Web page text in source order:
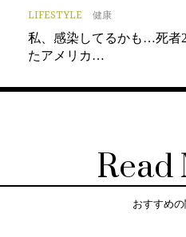
LIFESTYLE 健康
私、感染してるかも…死者
たアメリカ…
Read
おすすめ